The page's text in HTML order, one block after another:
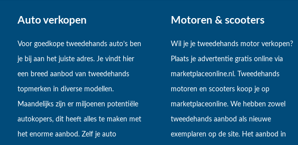
Auto verkopen
Voor goedkope tweedehands auto’s ben
je bij aan het juiste adres. Je vindt hier
een breed aanbod van tweedehands
topmerken in diverse modellen.
Maandelijks zijn er miljoenen potentiële
autokopers, dit heeft alles te maken met
het enorme aanbod. Zelf je auto
Motoren & scooters
Wil je je tweedehands motor verkopen?
Plaats je advertentie gratis online via
marketplaceonline.nl. Tweedehands
motoren en scooters koop je op
marketplaceonline. We hebben zowel
tweedehands aanbod als nieuwe
exemplaren op de site. Het aanbod in